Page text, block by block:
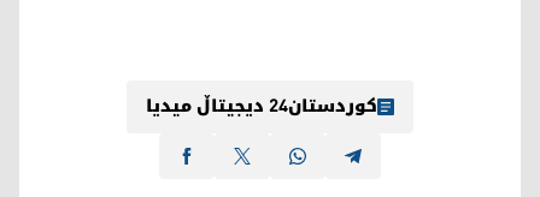
کوردستان24 دیجیتاڵ میدیا